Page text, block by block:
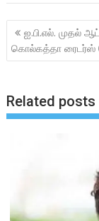
Post
navigation
ஐ.பி.எல். முதல்
கொல்கத்தா ரைடர்ஸ்
Related posts